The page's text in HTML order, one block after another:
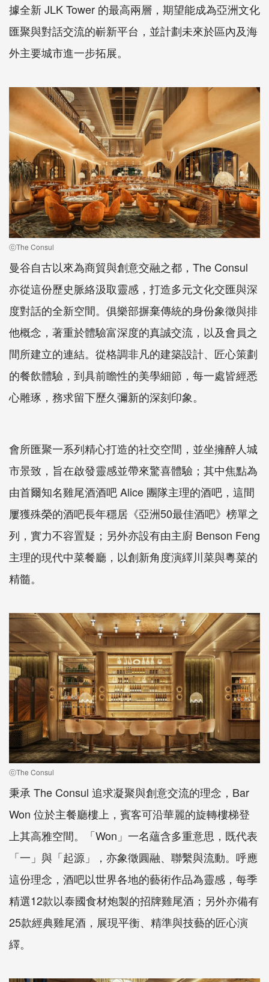
據全新 JLK Tower 的最高兩層，期望能成為亞洲文化
匯聚與對話交流的嶄新平台，並計劃未來於區內及海
外主要城市進一步拓展。
ⓒThe Consul
曼谷自古以來為商貿與創意交融之都，The Consul
亦從這份歷史脈絡汲取靈感，打造多元文化交匯與深
度對話的全新空間。俱樂部摒棄傳統的身份象徵與排
他概念，著重於體驗富深度的真誠交流，以及會員之
間所建立的連結。從格調非凡的建築設計、匠心策劃
的餐飲體驗，到具前瞻性的美學細節，每一處皆經悉
心雕琢，務求留下歷久彌新的深刻印象。
會所匯聚一系列精心打造的社交空間，並坐擁醉人城
市景致，旨在啟發靈感並帶來驚喜體驗；其中焦點為
由首爾知名雞尾酒酒吧 Alice 團隊主理的酒吧，這間
屢獲殊榮的酒吧長年穩居《亞洲50最佳酒吧》榜單之
列，實力不容置疑；另外亦設有由主廚 Benson Feng
主理的現代中菜餐廳，以創新角度演繹川菜與粵菜的
精髓。
ⓒThe Consul
秉承 The Consul 追求凝聚與創意交流的理念，Bar
Won 位於主餐廳樓上，賓客可沿華麗的旋轉樓梯登
上其高雅空間。「Won」一名蘊含多重意思，既代表
「一」與「起源」，亦象徵圓融、聯繫與流動。呼應
這份理念，酒吧以世界各地的藝術作品為靈感，每季
精選12款以泰國食材炮製的招牌雞尾酒；另外亦備有
25款經典雞尾酒，展現平衡、精準與技藝的匠心演
繹。